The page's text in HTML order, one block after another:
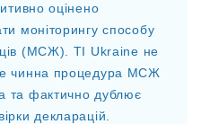
оцінено
моніторингу способу
(МСЖ). ТІ Ukraine не
чинна процедура МСЖ
та фактично дублює
декларацій.